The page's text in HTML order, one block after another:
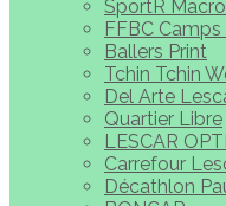
SportR
FFBC
Ballers Print
Tchin Tchin
Del Arte
Quartier Libre
LESCAR
Carrefour
Décathlon